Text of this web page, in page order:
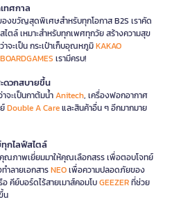
ทศกาล
งขวัญสุดพิเศษสำหรับทุกโอกาส B2S เราคัด
ไตล์ เหมาะสำหรับทุกเพศทุกวัย สร้างความสุข
จะเป็น กระเป๋าเก็บอุณหภูมิKAKAO
เรามีครบ!
ดวกสบายขึ้น
จะเป็นกาต้มน้ำAnitech, เครื่องฟอกอากาศ
Double A Careและสินค้าอื่น ๆ อีกมากมาย
กไลฟ์สไตล์
คุณภาพเยี่ยมมาให้คุณเลือกสรร เพื่อตอบโจทย์
ำลายเอกสารNEOเพื่อความปลอดภัยของ
อ คีย์บอร์ดไร้สายเมาส์คอมโบGEEZERที่ช่วย
น